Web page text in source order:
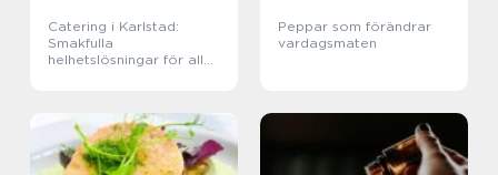
Catering i Karlstad:
Smakfulla
helhetslösningar för alla
Peppar som förändrar
vardagsmaten